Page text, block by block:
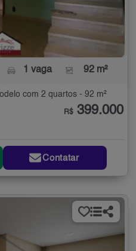
1 vaga 92 m²
com 2 quartos - 92 m²
R$ 399.000
Contatar